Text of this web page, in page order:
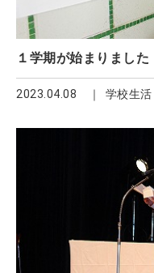
１学期が始まりました
2023.04.08 学校生活